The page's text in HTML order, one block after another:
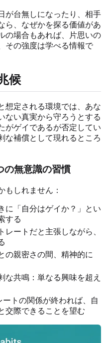
が台無しになったり、相手
ら、なぜかを探る価値があ
の場合もあれば、片思いの
その強度は学べる情報で
候
想定される環境では、あな
ない真実から守ろうとする
がゲイであるが否定してい
な補償として現れるところ
の無意識の習慣
もしれません：
に「自分はゲイか？」とい
する
レートだと主張しながら、
の親密さの間、精神的に
な共鳴：単なる興味を超え
ートの関係が終われば、自
交際できることを望む